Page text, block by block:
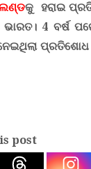
କୁ ହରାଇ
ଭାରତ। 4 ବର୍ଷ
ପ୍ରତିଶୋଧ
post